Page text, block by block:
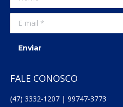
E-mail *
Enviar
FALE CONOSCO
(47) 3332-1207 | 99747-3773